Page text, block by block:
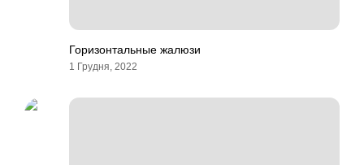
Горизонтальные жалюзи
1 Грудня, 2022